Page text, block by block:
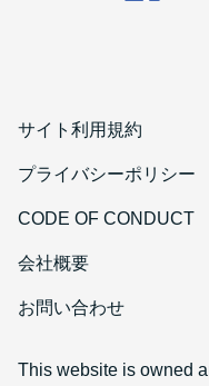
サイト利用規約
プライバシーポリシー
CODE OF CONDUCT
会社概要
お問い合わせ
This website is owned